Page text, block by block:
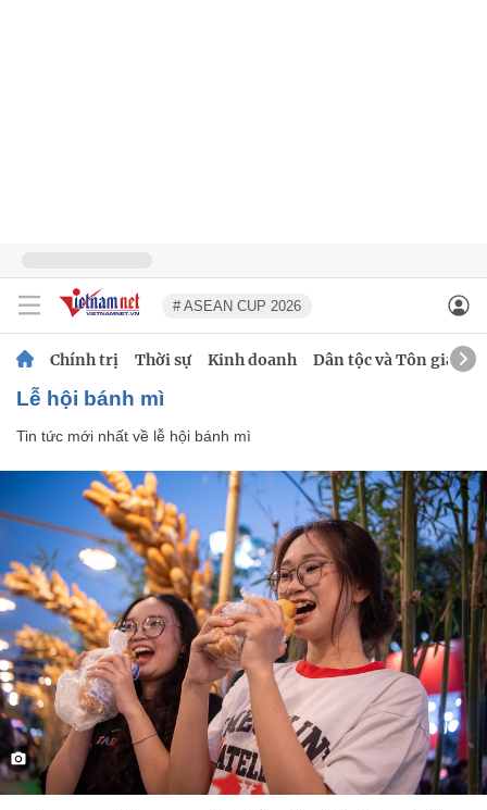
# ASEAN CUP 2026
Chính trị Thời sự Kinh doanh Dân tộc và Tôn giáo
lễ hội bánh mì
Tin tức mới nhất về lễ hội bánh mì